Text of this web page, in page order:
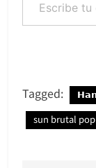
Tagged:
sun brutal pop